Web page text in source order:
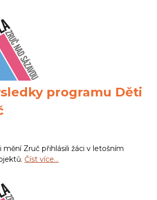
programu Děti
mění Zruč přihlásili žáci v letošním
Číst více…